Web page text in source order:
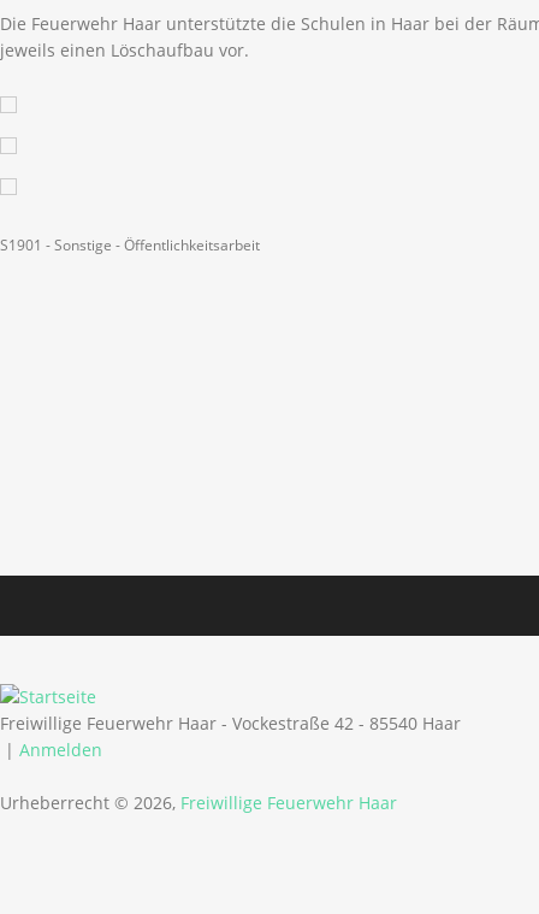
Die Feuerwehr Haar unterstützte die Schulen in Haar bei der
jeweils einen Löschaufbau vor.
S1901 - Sonstige - Öffentlichkeitsarbeit
Freiwillige Feuerwehr Haar - Vockestraße 42 - 85540 Haar
| Anmelden
Urheberrecht © 2026, Freiwillige Feuerwehr Haar